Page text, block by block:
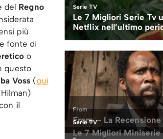
del Regno
più
fonte di
o
questo
Voss (qui
il